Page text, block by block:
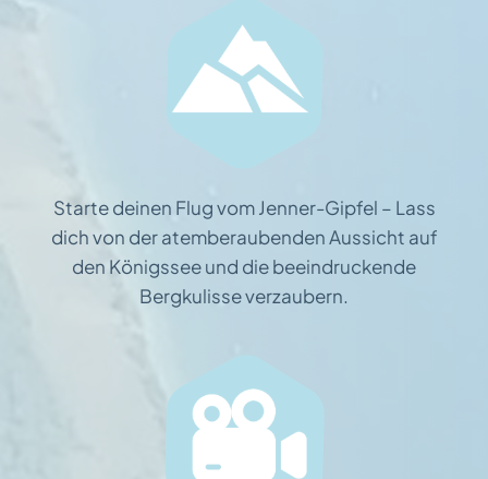
Starte deinen Flug vom Jenner-Gipfel – Lass
dich von der atemberaubenden Aussicht auf
den Königssee und die beeindruckende
Bergkulisse verzaubern.